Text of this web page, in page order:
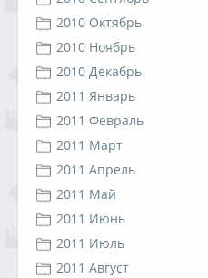
2010 Октябрь
2010 Ноябрь
2010 Декабрь
2011 Январь
2011 Февраль
2011 Март
2011 Апрель
2011 Май
2011 Июнь
2011 Июль
2011 Август